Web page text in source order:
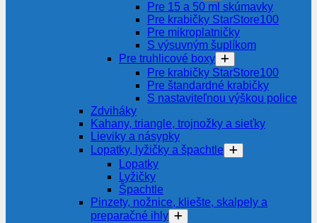
Pre 15 a 50 ml skúmavky
Pre krabičky StarStore100
Pre mikroplatničky
S výsuvným šuplíkom
Pre truhlicové boxy
Pre krabičky StarStore100
Pre štandardné krabičky
S nastaviteľnou výškou police
Zdviháky
Kahany, triangle, trojnožky a sieťky
Lieviky a násypky
Lopatky, lyžičky a špachtle
Lopatky
Lyžičky
Špachtle
Pinzety, nožnice, kliešte, skalpely a
preparačné ihly